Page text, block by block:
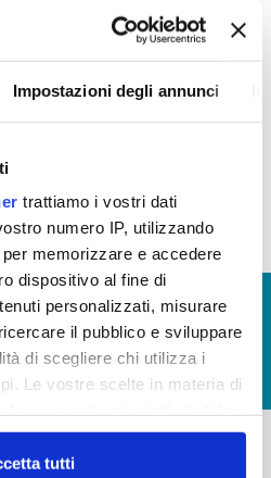
Impostazioni degli annunci
trattiamo i vostri dati
numero IP, utilizzando
memorizzare e accedere
dispositivo al fine di
personalizzati, misurare
il pubblico e sviluppare
di scegliere chi utilizza i
Le vostre scelte in materia di
scelte. È possibile
consenso in qualsiasi
tutti
degli obblighi
2026 per annualità 2025
degli obblighi
GLOSSARIO
GIUDICA IL SERVIZIO
LAVORA CON NOI